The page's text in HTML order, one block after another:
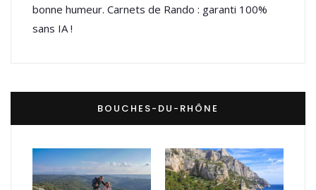
bonne humeur. Carnets de Rando : garanti 100%
sans IA !
BOUCHES-DU-RHÔNE